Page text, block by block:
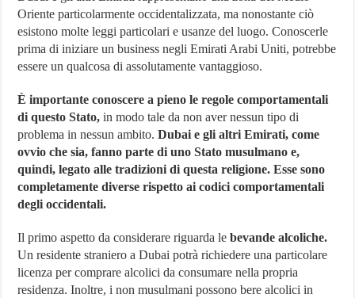
Oriente particolarmente occidentalizzata, ma nonostante ciò
esistono molte leggi particolari e usanze del luogo. Conoscerle
prima di iniziare un business negli Emirati Arabi Uniti, potrebbe
essere un qualcosa di assolutamente vantaggioso.
È importante conoscere a pieno le regole comportamentali
di questo Stato, in modo tale da non aver nessun tipo di
problema in nessun ambito.Dubai e gli altri Emirati, come
ovvio che sia, fanno parte di uno Stato musulmano e,
quindi, legato alle tradizioni di questa religione. Esse sono
completamente diverse rispetto ai codici comportamentali
degli occidentali.
Il primo aspetto da considerare riguarda lebevande alcoliche.
Un residente straniero a Dubai potrà richiedere una particolare
licenza per comprare alcolici da consumare nella propria
residenza. Inoltre, i non musulmani possono bere alcolici in